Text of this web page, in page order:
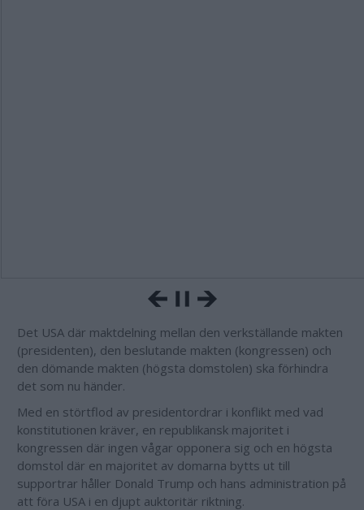
Det USA där maktdelning mellan den verkställande makten
(presidenten), den beslutande makten (kongressen) och
den dömande makten (högsta domstolen) ska förhindra
det som nu händer.
Med en störtflod av presidentordrar i konflikt med vad
konstitutionen kräver, en republikansk majoritet i
kongressen där ingen vågar opponera sig och en högsta
domstol där en majoritet av domarna bytts ut till
supportrar håller Donald Trump och hans administration på
att föra USA i en djupt auktoritär riktning.